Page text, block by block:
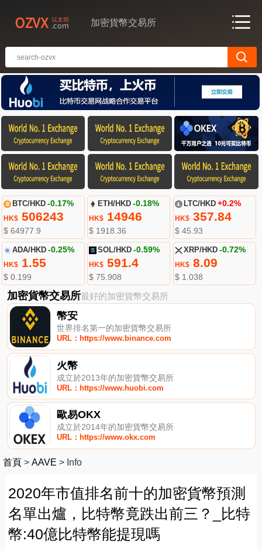
加密貨幣交易所
BTC/HKD -0.17%
HK$506243
$ 64977.9
ETH/HKD -0.18%
HK$ 14946
$ 1918.36
LTC/HKD +0.2%
HK$357.84
$ 45.93
ADA/HKD -0.25%
HK$1.55
$ 0.199
SOL/HKD -0.59%
HK$ 591.4
$ 75.908
XRP/HKD -0.72%
HK$8.09
$ 1.038
加密貨幣交易所最好的加密貨幣交易所
幣安
世界排名第一的加密貨幣交易所
URL：https://www.binance.com
火幣
成立於2013年的加密貨幣交易所
URL：https://www.huobi.com
歐易OKX
成立於2014年的加密貨幣交易所
URL：https://www.okx.com
首頁 > AAVE > Info
2020年市值排名前十的加密貨幣預測
名單出爐，比特幣竟跌出前三？_比特
幣:40億比特幣能提現嗎